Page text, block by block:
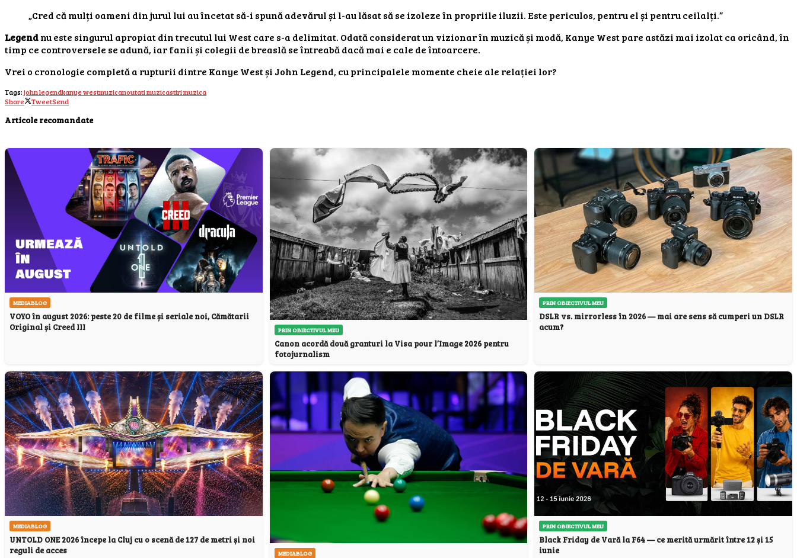
„Cred că mulți oameni din jurul lui au încetat să-i spună adevărul și l-au lăsat să se izoleze în propriile iluzii. Este periculos, pentru el și pentru ceilalți.”
Legendnu este singurul apropiat din trecutul lui West care s-a delimitat. Odată considerat un vizionar în muzică și modă, Kanye West pare astăzi mai izolat ca oricând, în
timp ce controversele se adună, iar fanii și colegii de breaslă se întreabă dacă mai e cale de întoarcere.
Vrei o cronologie completă a rupturii dintre Kanye West și John Legend, cu principalele momente cheie ale relației lor?
Tags:john legendkanye westmuzicanoutati muzicastiri muzica
Share
TweetSend
Articole recomandate
MEDIABLOG
VOYO în august 2026: peste 20 de filme și seriale noi, Cămătarii
Original și Creed III
PRIN OBIECTIVUL MEU
Canon acordă două granturi la Visa pour l’Image 2026 pentru
fotojurnalism
PRIN OBIECTIVUL MEU
DSLR vs. mirrorless în 2026 — mai are sens să cumperi un DSLR
acum?
MEDIABLOG
UNTOLD ONE 2026 începe la Cluj cu o scenă de 127 de metri și noi
reguli de acces
MEDIABLOG
PRIN OBIECTIVUL MEU
Black Friday de Vară la F64 — ce merită urmărit între 12 și 15
iunie